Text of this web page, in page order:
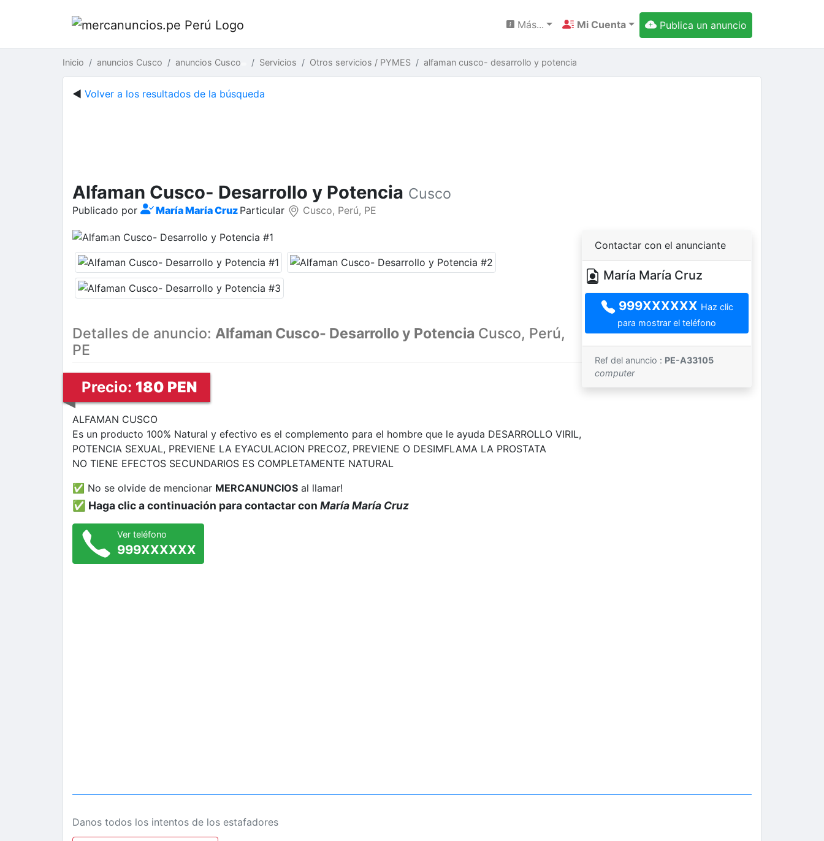
Más... Mi Cuenta Publica un anuncio
Inicio anuncios Cusco anuncios Cusco Servicios Otros servicios / PYMES alfaman cusco- desarrollo y potencia
◄ Volver a los resultados de la búsqueda
Alfaman Cusco- Desarrollo y Potencia Cusco
Publicado por María María Cruz Particular Cusco, Perú, PE
Previous
Detalles de anuncio: Alfaman Cusco- Desarrollo y Potencia Cusco, Perú,
PE
Precio: 180 PEN
ALFAMAN CUSCO
Es un producto 100% Natural y efectivo es el complemento para el hombre que le ayuda DESARROLLO VIRIL,
POTENCIA SEXUAL, PREVIENE LA EYACULACION PRECOZ, PREVIENE O DESIMFLAMA LA PROSTATA
NO TIENE EFECTOS SECUNDARIOS ES COMPLETAMENTE NATURAL
✅ No se olvide de mencionar MERCANUNCIOS al llamar!
✅ Haga clic a continuación para contactar con María María Cruz
Ver teléfono
999XXXXXX
Contactar con el anunciante
María María Cruz
999XXXXXX Haz clic
para mostrar el teléfono
Ref del anuncio : PE-A33105
computer
Danos todos los intentos de los estafadores